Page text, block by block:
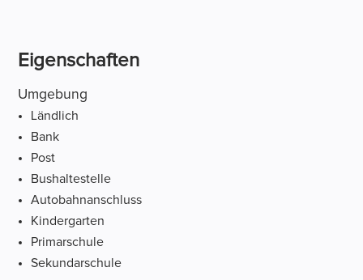
Eigenschaften
Umgebung
Ländlich
Bank
Post
Bushaltestelle
Autobahnanschluss
Kindergarten
Primarschule
Sekundarschule